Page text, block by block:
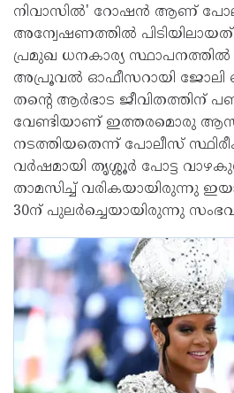
നിവാസില്‍' റോഷന്‍ ആണ്
അന്വേഷണത്തില്‍
പ്രമുഖ ധനകാര്യ
അപ്രൂവല്‍ ഓഫീസറായി ജോലി
തന്റെ ആര്‍ഭാട ജീവിതത്തിന്
വേണ്ടിയാണ് ഇത്തരമൊരു
നടത്തിയതെന്ന് പോലീസ്
വര്‍ഷമായി തൃശ്ശൂര്‍ പോട്ട
താമസിച്ച് വരികയായിരുന്നു
30ന് പുലര്‍ച്ചെയായിരുന്നു